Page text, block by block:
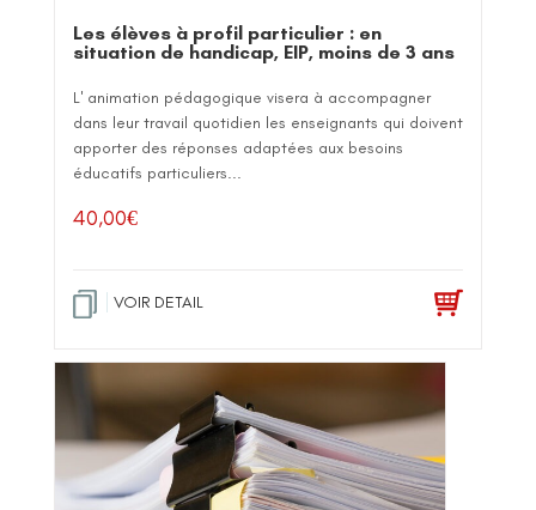
Les élèves à profil particulier : en
situation de handicap, EIP, moins de 3 ans
L' animation pédagogique visera à accompagner
dans leur travail quotidien les enseignants qui doivent
apporter des réponses adaptées aux besoins
éducatifs particuliers...
40,00€
VOIR DETAIL